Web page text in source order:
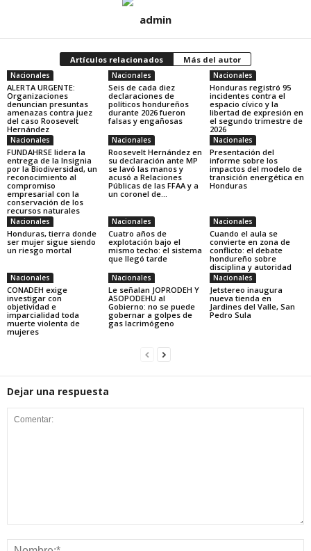
admin
Artículos relacionados Más del autor
Nacionales
ALERTA URGENTE:
Organizaciones
denuncian presuntas
amenazas contra juez
del caso Roosevelt
Hernández
Nacionales
Seis de cada diez
declaraciones de
políticos hondureños
durante 2026 fueron
falsas y engañosas
Nacionales
Honduras registró 95
incidentes contra el
espacio cívico y la
libertad de expresión en
el segundo trimestre de
2026
Nacionales
FUNDAHRSE lidera la
entrega de la Insignia
por la Biodiversidad, un
reconocimiento al
compromiso
empresarial con la
conservación de los
recursos naturales
Nacionales
Roosevelt Hernández en
su declaración ante MP
se lavó las manos y
acusó a Relaciones
Públicas de las FFAA y a
un coronel de...
Nacionales
Presentación del
informe sobre los
impactos del modelo de
transición energética en
Honduras
Nacionales
Honduras, tierra donde
ser mujer sigue siendo
un riesgo mortal
Nacionales
Cuatro años de
explotación bajo el
mismo techo: el sistema
que llegó tarde
Nacionales
Cuando el aula se
convierte en zona de
conflicto: el debate
hondureño sobre
disciplina y autoridad
Nacionales
CONADEH exige
investigar con
objetividad e
imparcialidad toda
muerte violenta de
mujeres
Nacionales
Le señalan JOPRODEH Y
ASOPODEHU al
Gobierno: no se puede
gobernar a golpes de
gas lacrimógeno
Nacionales
Jetstereo inaugura
nueva tienda en
Jardines del Valle, San
Pedro Sula
Dejar una respuesta